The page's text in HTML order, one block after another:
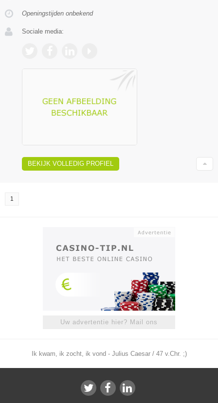
Openingstijden onbekend
Sociale media:
BEKIJK VOLLEDIG PROFIEL
1
Uw advertentie hier? Mail ons
Ik kwam, ik zocht, ik vond - Julius Caesar / 47 v.Chr. ;)